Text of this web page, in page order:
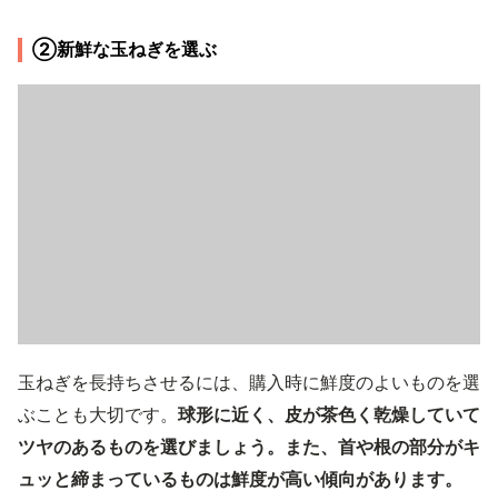
②新鮮な玉ねぎを選ぶ
玉ねぎを長持ちさせるには、購入時に鮮度のよいものを選
ぶことも大切です。 球形に近く、皮が茶色く乾燥していて
ツヤのあるものを選びましょう。また、首や根の部分がキ
ュッと締まっているものは鮮度が高い傾向があります。